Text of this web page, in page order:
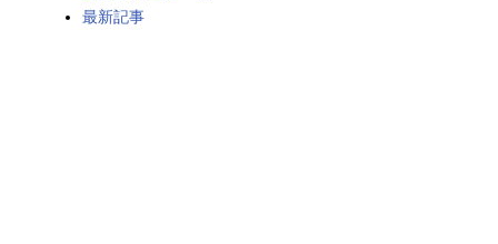
最新記事